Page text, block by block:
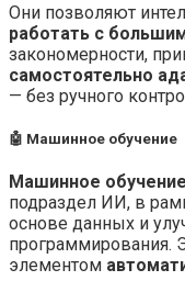
Они позволяют
работать с
закономерности,
самостоятельно
— без ручного
🤖 Машинное обучение
Машинное
подраздел ИИ, в
основе данных и
программирования.
элементом